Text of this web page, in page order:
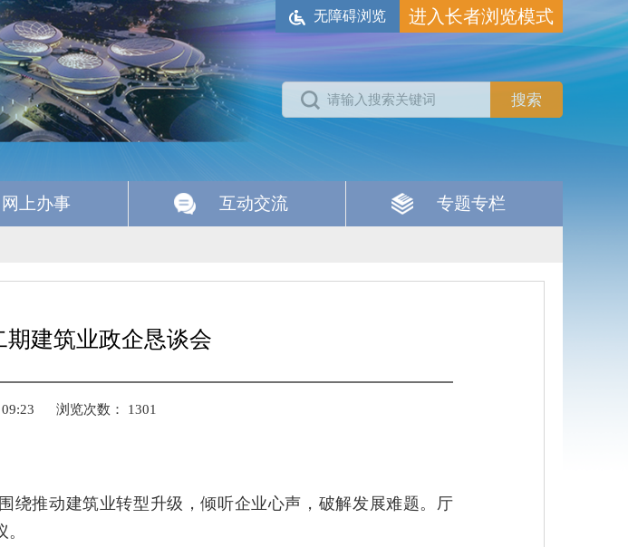
无障碍浏览 进入长者浏览模式
网上办事 互动交流 专题专栏
建筑业政企恳谈会
浏览次数： 1301
绕推动建筑业转型升级，倾听企业心声，破解发展难题。厅